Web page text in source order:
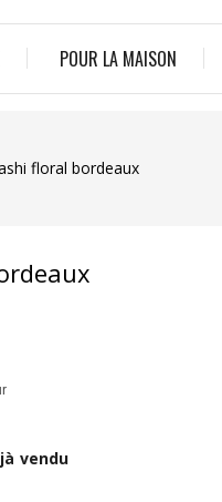
POUR LA MAISON
floral bordeaux
vendu